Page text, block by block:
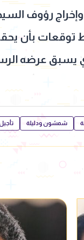
رؤوف
توقعات بأن
يسبق عرضه
شمشون ودليلة